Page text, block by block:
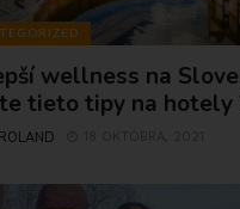
wellness na
tieto tipy na hotely
ROLAND